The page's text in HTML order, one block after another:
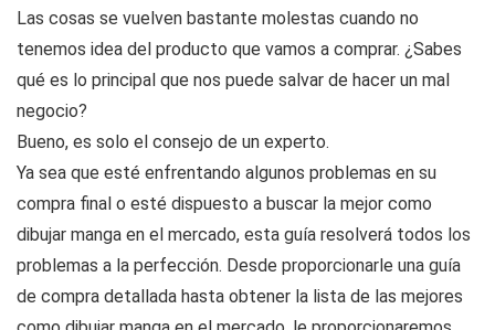
Las cosas se vuelven bastante molestas cuando no
tenemos idea del producto que vamos a comprar. ¿Sabes
qué es lo principal que nos puede salvar de hacer un mal
negocio?
Bueno, es solo el consejo de un experto.
Ya sea que esté enfrentando algunos problemas en su
compra final o esté dispuesto a buscar la mejor como
dibujar manga en el mercado, esta guía resolverá todos los
problemas a la perfección. Desde proporcionarle una guía
de compra detallada hasta obtener la lista de las mejores